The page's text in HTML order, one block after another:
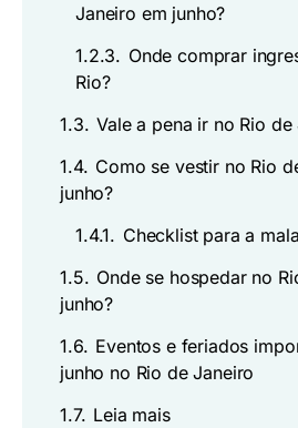
Janeiro em junho?
1.2.3. Onde comprar
Rio?
1.3. Vale a pena ir no Rio
1.4. Como se vestir no Rio
junho?
1.4.1. Checklist para a
1.5. Onde se hospedar no
junho?
1.6. Eventos e feriados
junho no Rio de Janeiro
1.7. Leia mais